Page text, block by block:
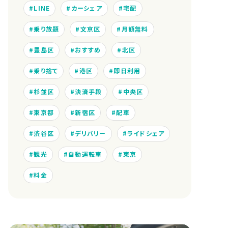
LINE カーシェア 宅配
乗り放題 文京区 月額無料
豊島区 おすすめ 北区
乗り捨て 港区 即日利用
杉並区 決済手段 中央区
東京都 新宿区 配車
渋谷区 デリバリー ライドシェア
観光 自動運転車 東京
料金